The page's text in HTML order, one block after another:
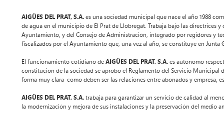
AIGÜES DEL PRAT, S.A. es una sociedad municipal que nace el año 1988
de agua en el municipio de El Prat de Llobregat. Trabaja bajo las directrices
Ayuntamiento, y del Consejo de Administración, integrado por regidores y
fiscalizados por el Ayuntamiento que, una vez al año, se constituye en
El funcionamiento cotidiano de AIGÜES DEL PRAT, S.A. es autónomo
constitución de la sociedad se aprobó el Reglamento del Servicio Municipal
forma muy clara como deben ser las relaciones entre abonados y empresa,
AIGÜES DEL PRAT, S.A. trabaja para garantizar un servicio de calidad al
la modernización y mejora de sus instalaciones y la preservación del medio